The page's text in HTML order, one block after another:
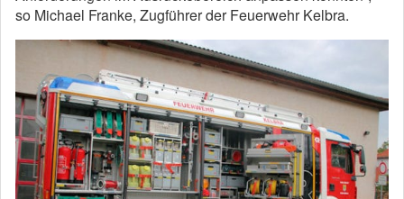
so Michael Franke, Zugführer der Feuerwehr Kelbra.